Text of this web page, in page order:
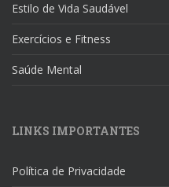
Estilo de Vida Saudável
Exercícios e Fitness
Saúde Mental
LINKS IMPORTANTES
Política de Privacidade